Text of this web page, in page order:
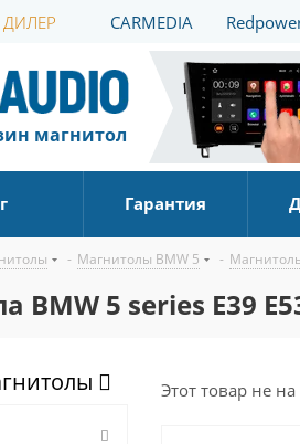
CARMEDIA
магнитол
Гарантия
- Магнитолы BMW 5 -
BMW 5 series E39
Этот товар не